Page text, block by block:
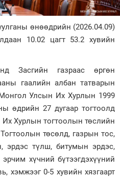
өнөөдрийн (2026.04.09)
10.02 цагт 53.2 хувийн
Засгийн газраас өргөн
гаалийн албан татварын
Монгол Улсын Их Хурлын 1999
өдрийн 27 дугаар тогтоолд
Их Хурлын тогтоолын төслийн
төсөлд, газрын тос,
эрдэс түлш, битумын эрдэс,
хүчний бүтээгдэхүүний
хэмжээг 0-5 хувийн хязгаарт